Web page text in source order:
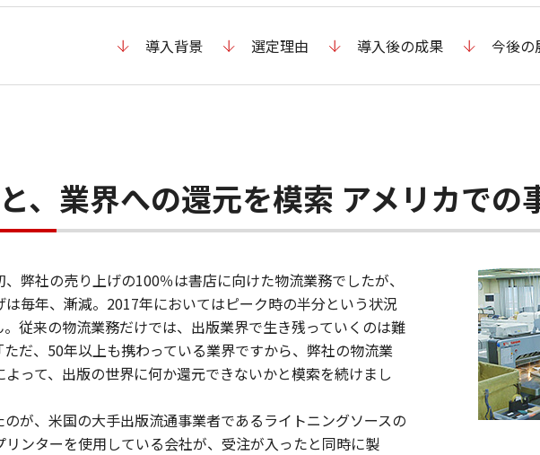
導入背景 選定理由 導入後の成果 今後の
、業界への還元を模索 アメリカでの
、弊社の売り上げの100％は書店に向けた物流業務でしたが、
は毎年、漸減。2017年においてはピーク時の半分という状況
従来の物流業務だけでは、出版業界で生き残っていくのは難
ただ、50年以上も携わっている業界ですから、弊社の物流業
って、出版の世界に何か還元できないかと模索を続けまし
が、米国の大手出版流通事業者であるライトニングソースの
ンターを使用している会社が、受注が入ったと同時に製